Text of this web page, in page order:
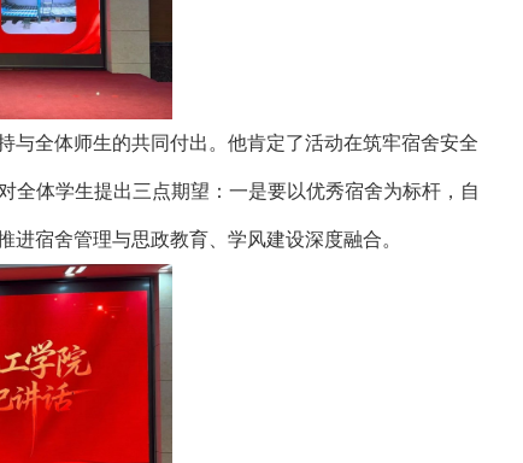
与全体师生的共同付出。他肯定了活动在筑牢宿舍安全
全体学生提出三点期望：一是要以优秀宿舍为标杆，自
宿舍管理与思政教育、学风建设深度融合。